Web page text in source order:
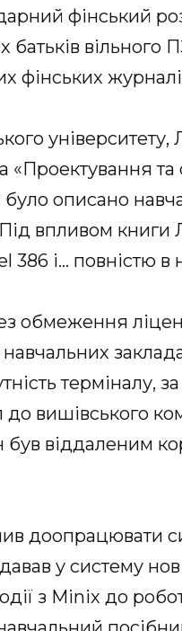
фінський
вільного
фінських
та
було описано
впливом книги
і… повністю в
обмеження
терміналу,
вишівського
був віддаленим
доопрацювати
у систему
з Minix до